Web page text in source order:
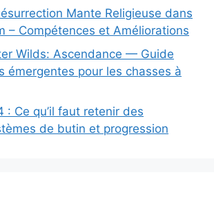
Mante Religieuse dans
– Compétences et Améliorations
Wilds: Ascendance — Guide
émergentes pour les chasses à
: Ce qu’il faut retenir des
de butin et progression